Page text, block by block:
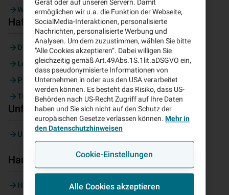
Wohnwagen
Haftpflicht
Diensthaftpflicht
Lehrer
Privathaftpflicht
Tierhalter
Unfall
Unfallversicherung
Haus & Wohnen
Haus & Grundbesitz
Gerät oder auf unseren Servern. Damit
ermöglichen wir u.a. die Funktion der Webseite,
SocialMedia-Interaktionen, personalisierte
Nachrichten, personalisierte Werbung und
Analysen. Um dem zuzustimmen, wählen Sie bitte
"Alle Cookies akzeptieren“. Dabei willigen Sie
gleichzeitig gemäß Art.49Abs.1S.1lit.aDSGVO ein,
dass pseudonymisierte Informationen von
Unternehmen in oder aus den USA verarbeitet
werden können. Es besteht das Risiko, dass US-
Behörden nach US-Recht Zugriff auf Ihre Daten
haben und Sie sich nicht auf den Schutz der
europäischen Gesetze verlassen können. Mehr in
den Datenschutzhinweisen
Cookie-Einstellungen
Alle Cookies akzeptieren